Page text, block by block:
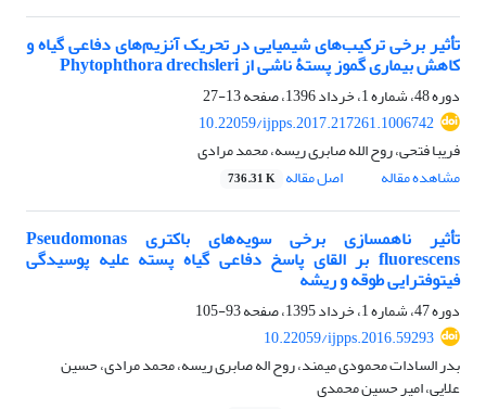
تأثیر برخی ترکیب‌های شیمیایی در تحریک آنزیم‌های دفاعی گیاه و
کاهش بیماری گموز پستۀ ناشی از Phytophthora drechsleri
دوره 48، شماره 1، خرداد 1396، صفحه
13-27
10.22059/ijpps.2017.217261.1006742
فریبا فتحی، روح الله صابری ریسه، محمد مرادی
مشاهده مقاله
اصل مقاله 736.31 K
تأثیر ناهمسازی برخی سویه‌های باکتری Pseudomonas
fluorescens بر القای پاسخ دفاعی گیاه پسته علیه پوسیدگی
فیتوفترایی طوقه و ریشه
دوره 47، شماره 1، خرداد 1395، صفحه
93-105
10.22059/ijpps.2016.59293
بدر السادات محمودی میمند، روح اله صابری ریسه، محمد مرادی، حسین
علایی، امیر حسین محمدی